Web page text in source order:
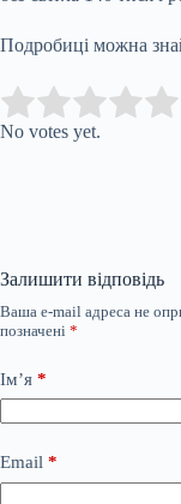
Подробиці можна
Rate this item:
No votes yet.
Залишити відповідь
Ваша e-mail адреса не
позначені *
Ім’я *
Email *